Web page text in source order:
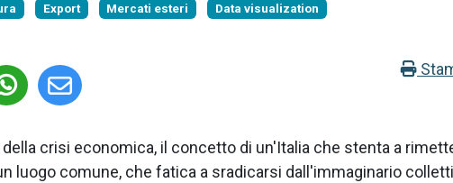
Export Mercati esteri
Data visualization
crisi economica, il concetto di un'Italia che stenta a
luogo comune, che fatica a sradicarsi dall'immaginario